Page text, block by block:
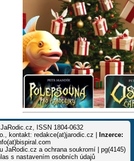
ISSN 1804-0632
kontakt: redakce(at)jarodic.cz |
Inzerce:
JaRodic.cz a ochrana soukromí | pg(4145)
s nastavením osobních údajů